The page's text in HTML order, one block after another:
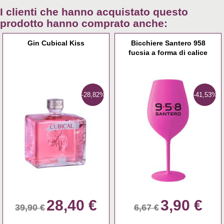
I clienti che hanno acquistato questo
prodotto hanno comprato anche:
Gin Cubical Kiss
-28,82%
39,90 € 28,40 €
Bicchiere Santero 958
fucsia a forma di calice
-41,53%
6,67 €3,90 €